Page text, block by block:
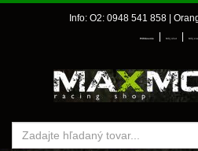
Info: O2: 0948 541 858 |
Prihlásenie Môj účet Môj